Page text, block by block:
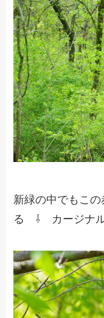
新緑の中でもこ
る ⇩ カージナ